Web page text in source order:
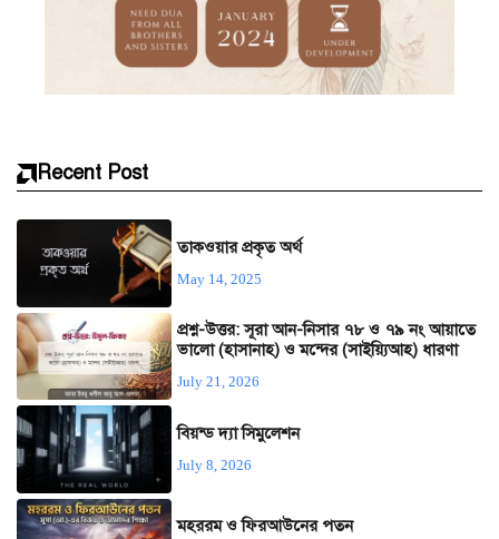
Recent Post
তাকওয়ার প্রকৃত অর্থ
May 14, 2025
প্রশ্ন-উত্তর: সূরা আন-নিসার ৭৮ ও ৭৯ নং আয়াতে
ভালো (হাসানাহ) ও মন্দের (সাইয়্যিআহ) ধারণা
July 21, 2026
বিয়ন্ড দ্যা সিমুলেশন
July 8, 2026
মহররম ও ফিরআউনের পতন